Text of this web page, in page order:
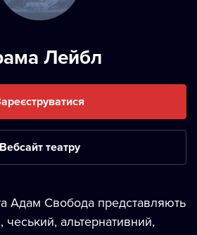
Лейбл
Вебсайт театру
Адам Свобода представляють
альтернативний,